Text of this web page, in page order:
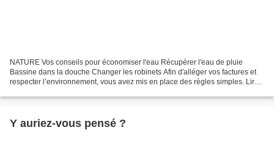
NATURE Vos conseils pour économiser l'eau Récupérer l'eau de pluie
Bassine dans la douche Changer les robinets Afin d'alléger vos factures et
respecter l’environnement, vous avez mis en place des règles simples. Lire
Y auriez-vous pensé ?